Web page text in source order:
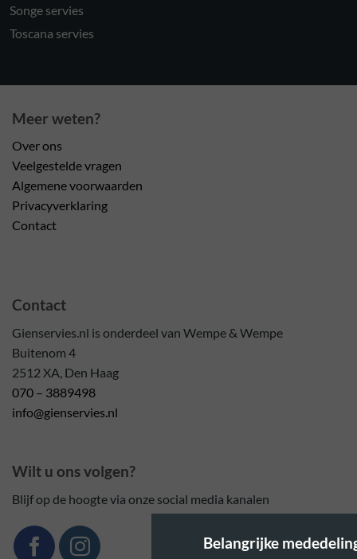
Songe servies
Toscana servies
Meer weten?
Over ons
Veelgestelde vragen
Algemene voorwaarden
Privacyverklaring
Contact
Contact
Gienservies.nl is onderdeel van Wempe & Wempe
Buitenom 4
2512 XA, Den Haag
070 – 3889498
info@gienservies.nl
Wilt u ons volgen?
Blijf op de hoogte via onze social media kanalen
Belangrijke